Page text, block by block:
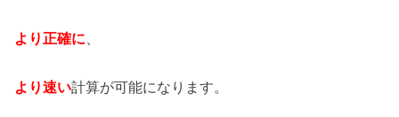
より正確に
より速い計算が可能になります。